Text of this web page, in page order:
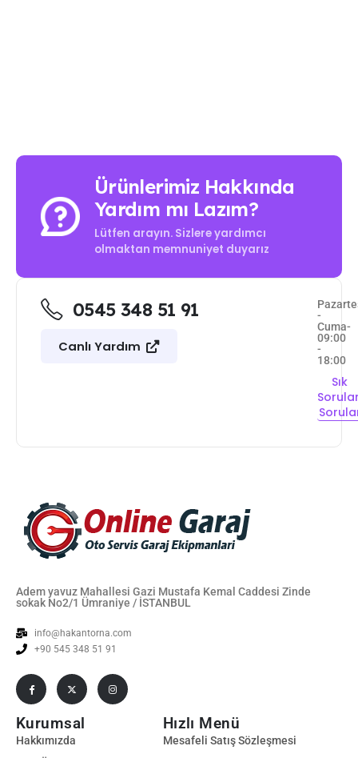
Ürünlerimiz Hakkında
Yardım mı Lazım?
Lütfen arayın. Sizlere yardımcı
olmaktan memnuniyet duyarız
0545 348 51 91
Canlı Yardım
-
Cuma-
09:00
-
18:00
Sık
Adem yavuz Mahallesi Gazi Mustafa Kemal Caddesi Zinde
sokak No2/1 Ümraniye / İSTANBUL
info@hakantorna.com
+90 545 348 51 91
Kurumsal
Hakkımızda
Hızlı Menü
Mesafeli Satış Sözleşmesi